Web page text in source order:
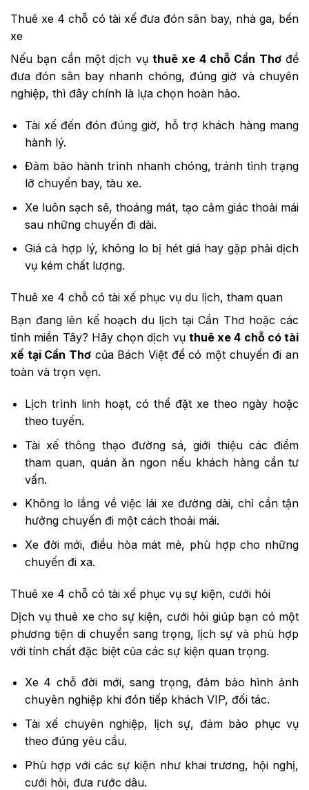
Thuê xe 4 chỗ có tài xế đưa đón sân bay, nhà ga, bến
xe
Nếu bạn cần một dịch vụ thuê xe 4 chỗ Cần Thơđể
đưa đón sân bay nhanh chóng, đúng giờ và chuyên
nghiệp, thì đây chính là lựa chọn hoàn hảo.
Tài xế đến đón đúng giờ, hỗ trợ khách hàng mang
hành lý.
Đảm bảo hành trình nhanh chóng, tránh tình trạng
lỡ chuyến bay, tàu xe.
Xe luôn sạch sẽ, thoáng mát, tạo cảm giác thoải mái
sau những chuyến đi dài.
Giá cả hợp lý, không lo bị hét giá hay gặp phải dịch
vụ kém chất lượng.
Thuê xe 4 chỗ có tài xế phục vụ du lịch, tham quan
Bạn đang lên kế hoạch du lịch tại Cần Thơ hoặc các
tỉnh miền Tây? Hãy chọn dịch vụ thuê xe 4 chỗ có tài
xế tại Cần Thơ của Bách Việt để có một chuyến đi an
toàn và trọn vẹn.
Lịch trình linh hoạt, có thể đặt xe theo ngày hoặc
theo tuyến.
Tài xế thông thạo đường sá, giới thiệu các điểm
tham quan, quán ăn ngon nếu khách hàng cần tư
vấn.
Không lo lắng về việc lái xe đường dài, chỉ cần tận
hưởng chuyến đi một cách thoải mái.
Xe đời mới, điều hòa mát mẻ, phù hợp cho những
chuyến đi xa.
Thuê xe 4 chỗ có tài xế phục vụ sự kiện, cưới hỏi
Dịch vụ thuê xe cho sự kiện, cưới hỏi giúp bạn có một
phương tiện di chuyển sang trọng, lịch sự và phù hợp
với tính chất đặc biệt của các sự kiện quan trọng.
Xe 4 chỗ đời mới, sang trọng, đảm bảo hình ảnh
chuyên nghiệp khi đón tiếp khách VIP, đối tác.
Tài xế chuyên nghiệp, lịch sự, đảm bảo phục vụ
theo đúng yêu cầu.
Phù hợp với các sự kiện như khai trương, hội nghị,
cưới hỏi, đưa rước dâu.